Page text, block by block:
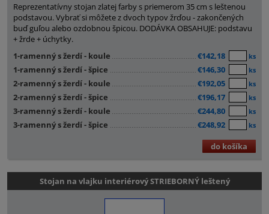
Reprezentatívny stojan zlatej farby s priemerom 35 cm s leštenou
podstavou. Vybrať si môžete z dvoch typov žrďou - zakončených
buď guľou alebo ozdobnou špicou. DODÁVKA OBSAHUJE: podstavu
+ žrde + úchytky.
1-ramenný s žerdí - koule
€142,18 ks
1-ramenný s žerdí - špice €146,30 ks
2-ramenný s žerdí - koule €192,05 ks
2-ramenný s žerdí - špice €196,17 ks
3-ramenný s žerdí - koule €244,80 ks
3-ramenný s žerdí - špice €248,92 ks
do košíka
Stojan na vlajku interiérový STRIEBORNÝ leštený